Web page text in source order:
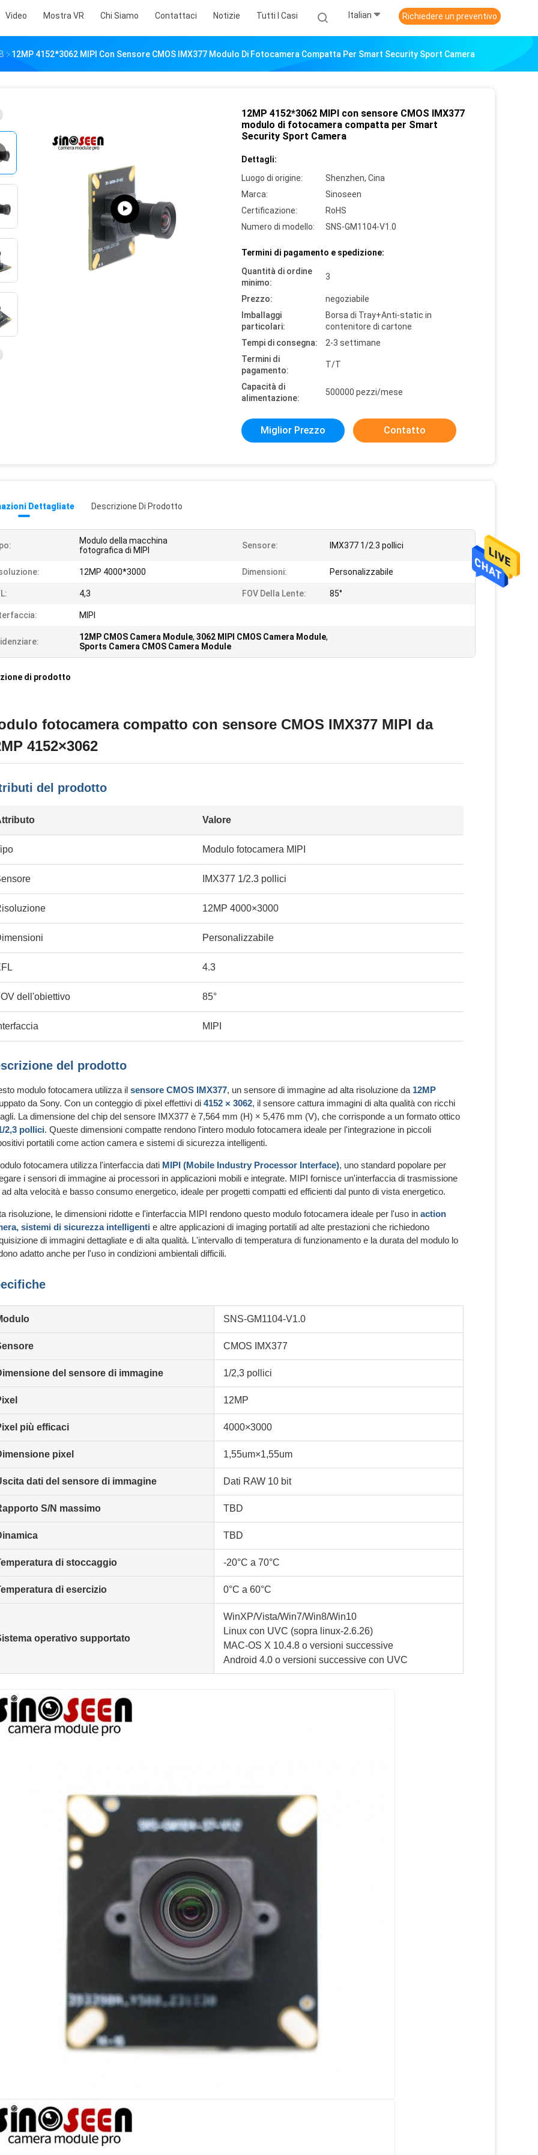
Video Mostra VR Chi Siamo Contattaci Notizie Tutti I Casi Italian Richiedere un preventivo
12MP 4152*3062 MIPI Con Sensore CMOS IMX377 Modulo Di Fotocamera Compatta Per Smart Security Sport Camera
12MP 4152*3062 MIPI con sensore CMOS IMX377
modulo di fotocamera compatta per Smart
Security Sport Camera
Dettagli:
Luogo di origine:
Shenzhen, Cina
Marca:
Sinoseen
Certificazione:
RoHS
Numero di modello:
SNS-GM1104-V1.0
Termini di pagamento e spedizione:
Quantità di ordine
minimo:
3
Prezzo:
negoziabile
Imballaggi
particolari:
Borsa di Tray+Anti-static in
contenitore di cartone
Tempi di consegna:
2-3 settimane
Termini di
pagamento:
T/T
Capacità di
alimentazione:
500000 pezzi/mese
Miglior Prezzo Contatto
Dettagliate Descrizione Di Prodotto
Modulo della macchina
fotografica di MIPI
Sensore: IMX377 1/2.3 pollici
12MP 4000*3000 Dimensioni: Personalizzabile
4,3 FOV Della Lente: 85°
MIPI
12MP CMOS Camera Module, 3062 MIPI CMOS Camera Module,
Sports Camera CMOS Camera Module
di prodotto
fotocamera compatto con sensore CMOS IMX377 MIPI da
4152×3062
del prodotto
Valore
Modulo fotocamera MIPI
IMX377 1/2.3 pollici
12MP 4000×3000
Personalizzabile
4.3
dell'obiettivo 85°
MIPI
del prodotto
modulo fotocamera utilizza il sensore CMOS IMX377, un sensore di immagine ad alta risoluzione da 12MP
da Sony. Con un conteggio di pixel effettivi di 4152 × 3062, il sensore cattura immagini di alta qualità con ricchi
La dimensione del chip del sensore IMX377 è 7,564 mm (H) × 5,476 mm (V), che corrisponde a un formato ottico
2,3 pollici. Queste dimensioni compatte rendono l'intero modulo fotocamera ideale per l'integrazione in piccoli
portatili come action camera e sistemi di sicurezza intelligenti.
fotocamera utilizza l'interfaccia dati MIPI (Mobile Industry Processor Interface), uno standard popolare per
i sensori di immagine ai processori in applicazioni mobili e integrate. MIPI fornisce un'interfaccia di trasmissione
ad alta velocità e basso consumo energetico, ideale per progetti compatti ed efficienti dal punto di vista energetico.
risoluzione, le dimensioni ridotte e l'interfaccia MIPI rendono questo modulo fotocamera ideale per l'uso in action
sistemi di sicurezza intelligenti e altre applicazioni di imaging portatili ad alte prestazioni che richiedono
di immagini dettagliate e di alta qualità. L'intervallo di temperatura di funzionamento e la durata del modulo lo
adatto anche per l'uso in condizioni ambientali difficili.
SNS-GM1104-V1.0
CMOS IMX377
del sensore di immagine 1/2,3 pollici
12MP
più efficaci 4000×3000
pixel 1,55um×1,55um
dati del sensore di immagine Dati RAW 10 bit
S/N massimo TBD
TBD
di stoccaggio -20°C a 70°C
di esercizio 0°C a 60°C
operativo supportato
WinXP/Vista/Win7/Win8/Win10
Linux con UVC (sopra linux-2.6.26)
MAC-OS X 10.4.8 o versioni successive
Android 4.0 o versioni successive con UVC